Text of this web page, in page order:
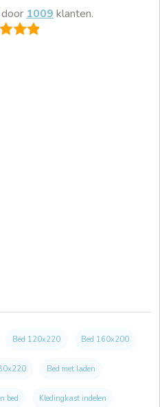
door1009klanten.
Bed 120x220 Bed 160x200
Bed met laden
bed Kledingkast indelen